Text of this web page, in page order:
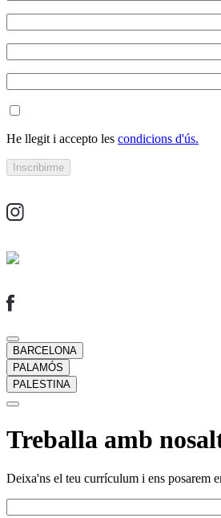
He llegit i accepto les condicions d'ús.
BARCELONA
PALAMÓS
PALESTINA
Treballa amb
Deixa'ns el teu currículum i ens posarem